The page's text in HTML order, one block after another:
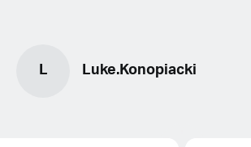
L Luke.Konopiacki